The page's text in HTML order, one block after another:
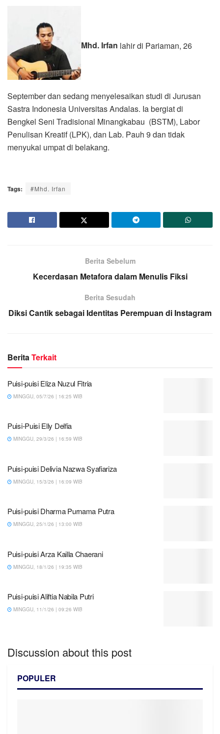
Mhd. Irfan lahir di Pariaman, 26
September dan sedang menyelesaikan studi di Jurusan
Sastra Indonesia Universitas Andalas. Ia bergiat di
Bengkel Seni Tradisional Minangkabau (BSTM), Labor
Penulisan Kreatif (LPK), dan Lab. Pauh 9 dan tidak
menyukai umpat di belakang.
Tags: #Mhd. Irfan
Berita Sebelum
Kecerdasan Metafora dalam Menulis Fiksi
Berita Sesudah
Diksi Cantik sebagai Identitas Perempuan di Instagram
BeritaTerkait
Puisi-puisi Eliza Nuzul Fitria
MINGGU, 05/7/26 | 16:25 WIB
Puisi-Puisi Elly Delfia
MINGGU, 29/3/26 | 16:59 WIB
Puisi-puisi Delivia Nazwa Syafiariza
MINGGU, 15/3/26 | 16:09 WIB
Puisi-puisi Dharma Purnama Putra
MINGGU, 25/1/26 | 13:00 WIB
Puisi-puisi Arza Kailla Chaerani
MINGGU, 18/1/26 | 19:35 WIB
Puisi-puisi Aliftia Nabila Putri
MINGGU, 11/1/26 | 09:26 WIB
Discussion about this post
POPULER